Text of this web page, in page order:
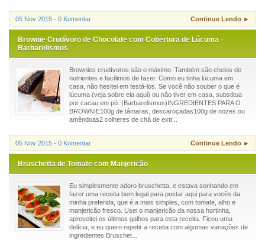
05 Nov 2015 - 0 Komentar Continue Lendo ►
Brownie Crudívoro de Chocolate com Cobertura de Lúcuma -
Barbarelismus
Brownies crudívoros são o máximo. Também são cheios de
nutrientes e facílimos de fazer. Como eu tinha lúcuma em
casa, não hesitei em testá-los. Se você não souber o que é
lúcuma (veja sobre ela aqui) ou não tiver em casa, substitua
por cacau em pó. (Barbarelismus)INGREDIENTES PARA O
BROWNIE100g de tâmaras, descaroçadas100g de nozes ou
amêndoas2 colheres de chá de extr...
05 Nov 2015 - 0 Komentar Continue Lendo ►
Bruschetta de Tomate com Manjericão
Eu simplesmente adoro bruschetta, e estava sonhando em
fazer uma receita bem legal para postar aqui para vocês da
minha preferida, que é a mais simples, com tomate, alho e
manjericão fresco. Usei o manjericão da nossa hortinha,
aproveitei os últimos galhos para esta receita. Ficou uma
delícia, e eu quero repetir a receita com algumas variações de
ingredientes.Bruschet...